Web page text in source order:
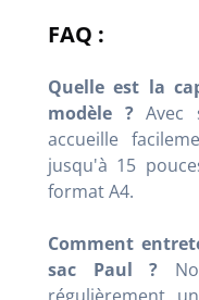
FAQ :
Quelle est la
modèle ?Avec
accueille
jusqu'à 15
format A4.
Comment
sac Paul ?